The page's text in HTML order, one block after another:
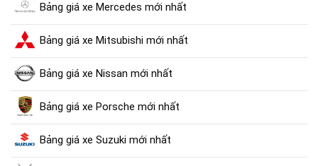
Bảng giá xe Mercedes mới nhất
Bảng giá xe Mitsubishi mới nhất
Bảng giá xe Nissan mới nhất
Bảng giá xe Porsche mới nhất
Bảng giá xe Suzuki mới nhất